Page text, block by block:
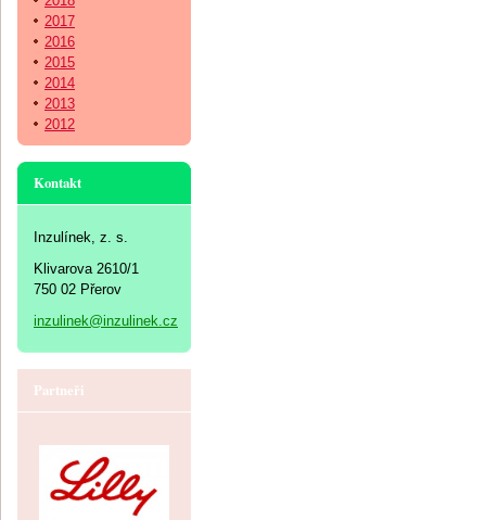
2017
2016
2015
2014
2013
2012
Kontakt
Inzulínek, z. s.
Klivarova 2610/1
750 02 Přerov
inzulinek@inzulinek.cz
Partneři